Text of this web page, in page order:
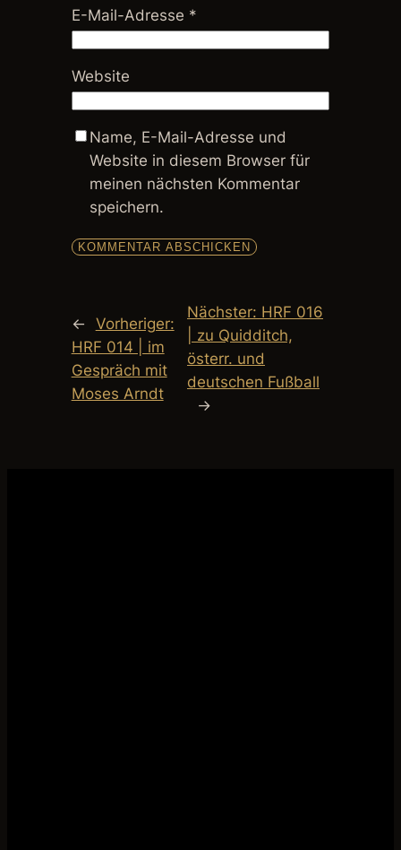
E-Mail-Adresse *
Website
Name, E-Mail-Adresse und
Website in diesem Browser für
meinen nächsten Kommentar
speichern.
←
Vorheriger:
HRF 014 | im
Gespräch mit
Moses Arndt
Nächster: HRF 016
| zu Quidditch,
österr. und
deutschen Fußball
→